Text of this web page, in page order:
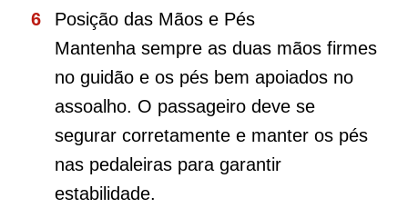
Posição das Mãos e Pés
Mantenha sempre as duas mãos firmes
no guidão e os pés bem apoiados no
assoalho. O passageiro deve se
segurar corretamente e manter os pés
nas pedaleiras para garantir
estabilidade.